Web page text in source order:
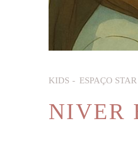
KIDS ESPAÇO
NIVER